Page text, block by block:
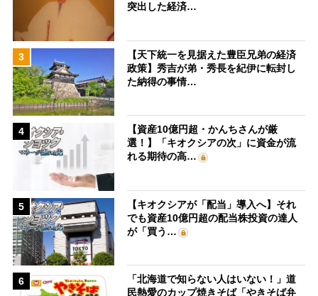
突出した経済…
3
【天下統一を見据えた豊臣兄弟の経済
政策】秀吉が弟・秀長を紀伊に転封し
た納得の事情…
4
【資産10億円超・かんちさんが厳
選！】「キオクシアの次」に資金が流
れる期待の高…
5
【キオクシアが「配当」導入へ】それ
でも資産10億円超の配当株投資の達人
が「買う…
6
「北海道で知らない人はいない！」道
民熱愛のカップ焼きそば「やきそば弁